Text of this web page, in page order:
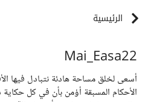
الرئيسية
Mai_Easa22
أسعى لخلق مساحة هادئة نتبادل فيها
الأحكام المسبقة أؤمن بأن في كل